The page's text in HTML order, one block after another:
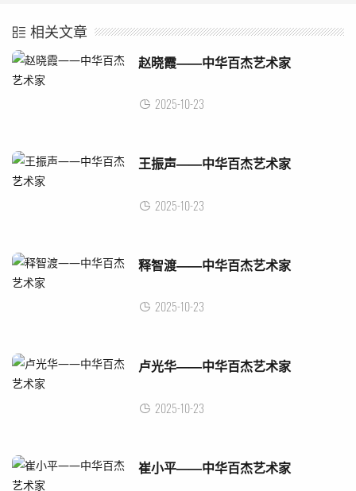
相关文章
赵晓霞——中华百杰艺术家
2025-10-23
王振声——中华百杰艺术家
2025-10-23
释智渡——中华百杰艺术家
2025-10-23
卢光华——中华百杰艺术家
2025-10-23
崔小平——中华百杰艺术家